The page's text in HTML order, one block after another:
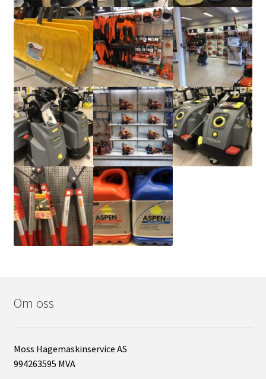
Om oss
Moss Hagemaskinservice AS
994263595 MVA